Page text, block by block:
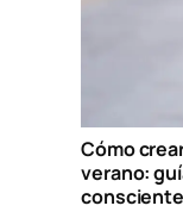
Cómo
verano: